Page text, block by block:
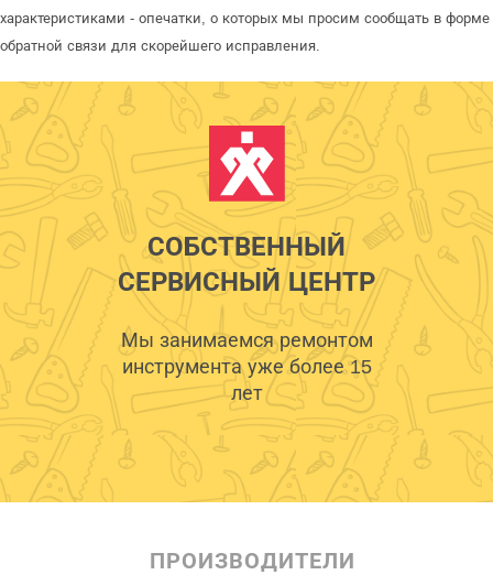
характеристиками - опечатки, о которых мы просим сообщать в форме
обратной связи для скорейшего исправления.
СОБСТВЕННЫЙ
СЕРВИСНЫЙ ЦЕНТР
Мы занимаемся ремонтом
инструмента уже более 15
лет
ПРОИЗВОДИТЕЛИ